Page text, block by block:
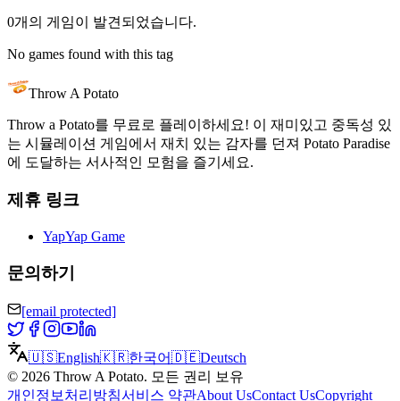
0개의 게임이 발견되었습니다.
No games found with this tag
Throw A Potato
Throw a Potato를 무료로 플레이하세요! 이 재미있고 중독성 있
는 시뮬레이션 게임에서 재치 있는 감자를 던져 Potato Paradise
에 도달하는 서사적인 모험을 즐기세요.
제휴 링크
YapYap Game
문의하기
[email protected]
🇺🇸English🇰🇷한국어🇩🇪Deutsch
© 2026 Throw A Potato. 모든 권리 보유
개인정보처리방침서비스 약관About UsContact UsCopyright